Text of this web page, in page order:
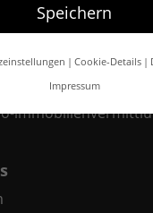
Speichern
Cookie-Details
Impressum
um Erlaubnis bitten.
und andere